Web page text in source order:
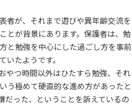
者が、それまで遊びや異年齢交流を
とが背景にあります。保護者は、勉
と勉強を中心にした過ごし方を事前
たようです。
やつ時間以外はひたすら勉強、それ
う極めて硬直的な進め方があったと
だった、ということを訴えているの